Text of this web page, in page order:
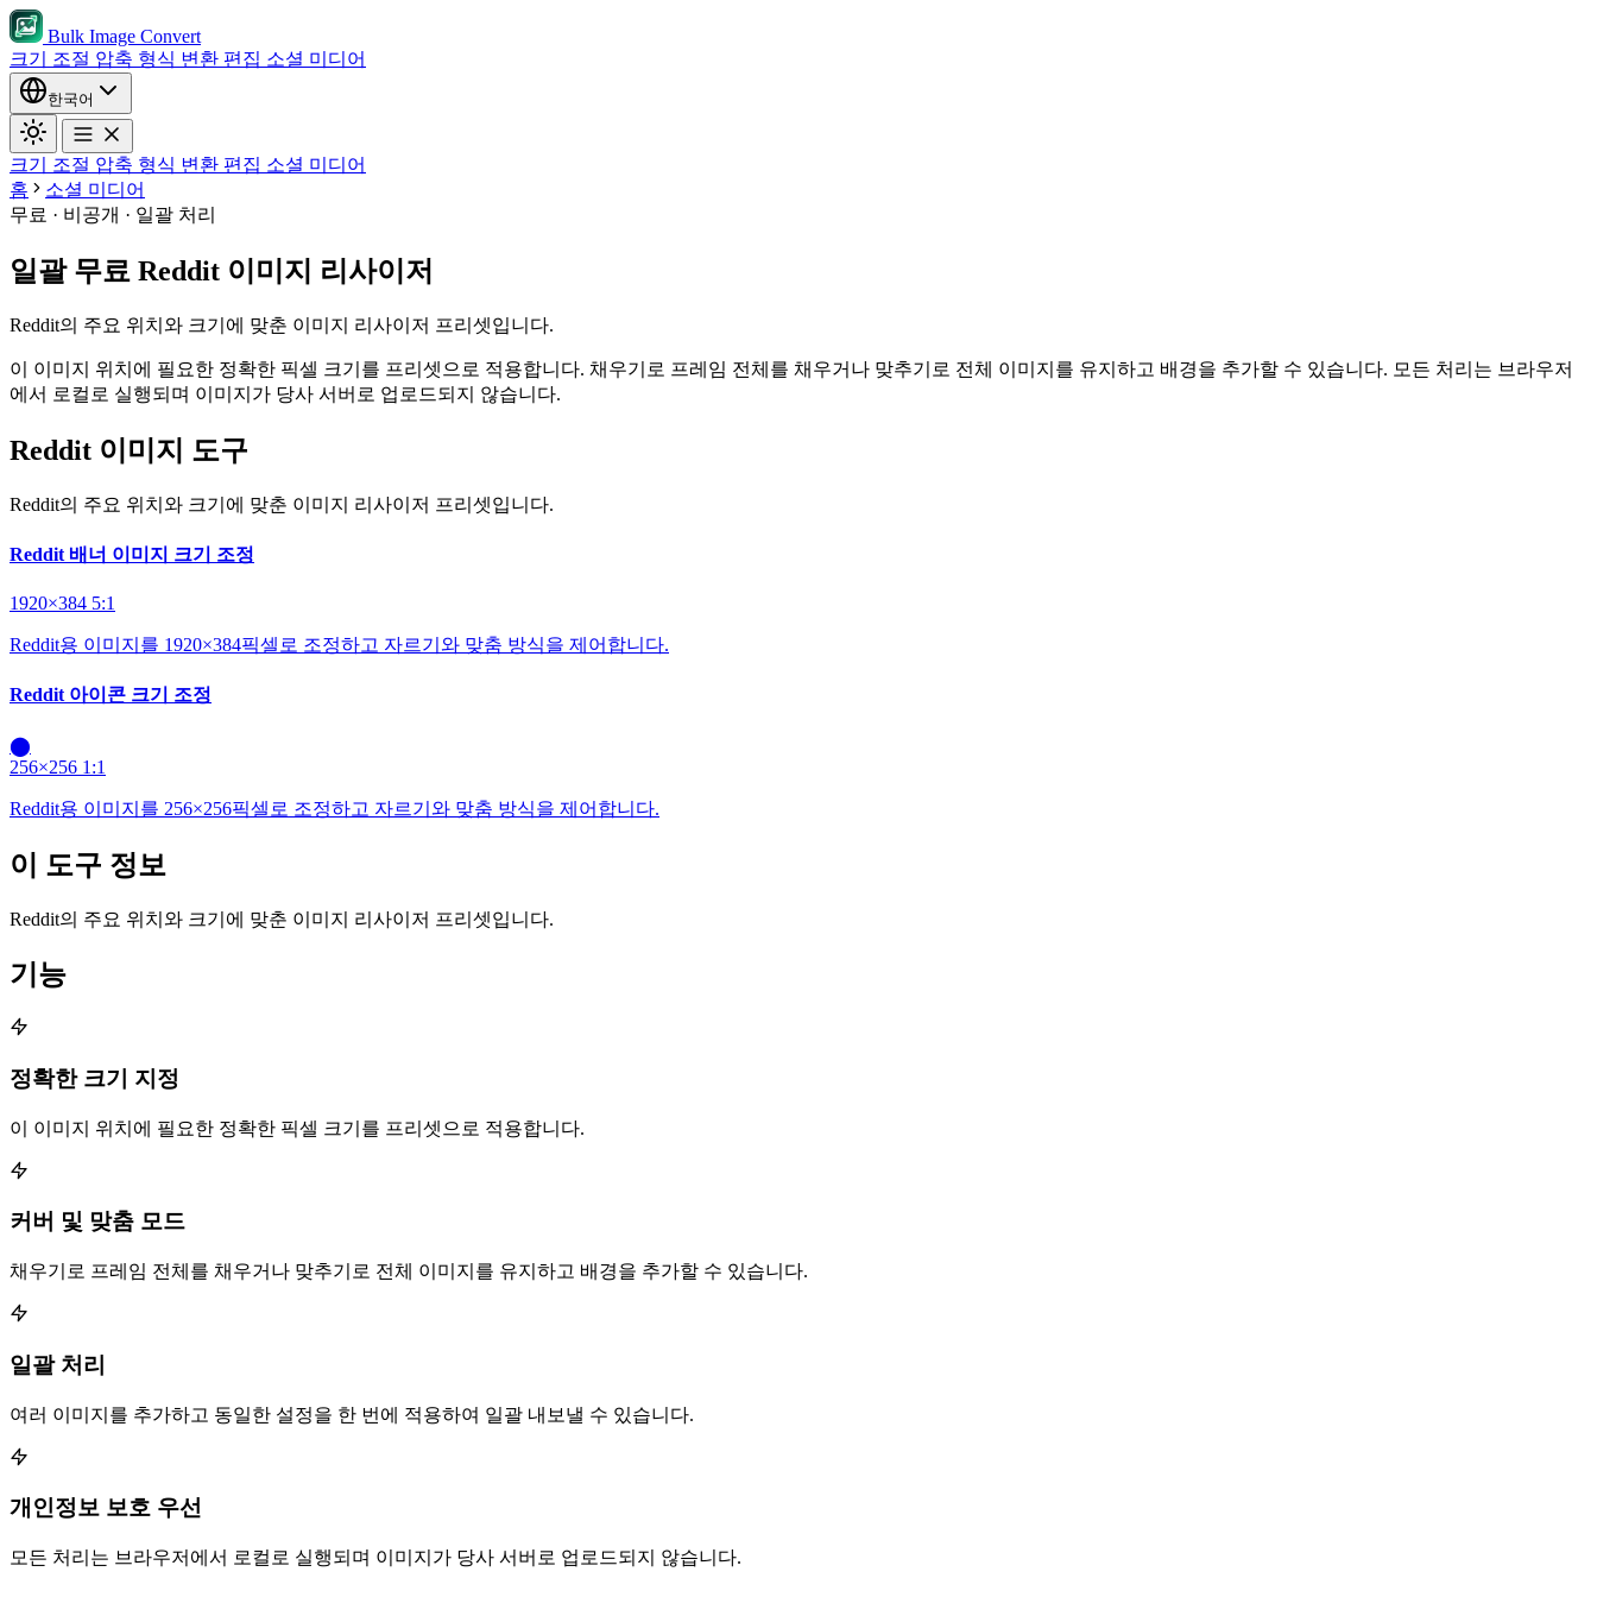
Bulk Image Convert
크기 조절 압축 형식 변환 편집 소셜 미디어
한국어
크기 조절 압축 형식 변환 편집 소셜 미디어
홈
소셜 미디어
무료 · 비공개 · 일괄 처리
일괄 무료 Reddit 이미지 리사이저
Reddit의 주요 위치와 크기에 맞춘 이미지 리사이저 프리셋입니다.
이 이미지 위치에 필요한 정확한 픽셀 크기를 프리셋으로 적용합니다. 채우기로 프레임 전체를 채우거나 맞추기로 전체 이미지를 유지하고 배경을 추가할 수 있습니다. 모든 처리는 브라우저
에서 로컬로 실행되며 이미지가 당사 서버로 업로드되지 않습니다.
Reddit 이미지 도구
Reddit의 주요 위치와 크기에 맞춘 이미지 리사이저 프리셋입니다.
Reddit 배너 이미지 크기 조정
1920×384 5:1
Reddit용 이미지를 1920×384픽셀로 조정하고 자르기와 맞춤 방식을 제어합니다.
Reddit 아이콘 크기 조정
⬤
256×256 1:1
Reddit용 이미지를 256×256픽셀로 조정하고 자르기와 맞춤 방식을 제어합니다.
이 도구 정보
Reddit의 주요 위치와 크기에 맞춘 이미지 리사이저 프리셋입니다.
기능
정확한 크기 지정
이 이미지 위치에 필요한 정확한 픽셀 크기를 프리셋으로 적용합니다.
커버 및 맞춤 모드
채우기로 프레임 전체를 채우거나 맞추기로 전체 이미지를 유지하고 배경을 추가할 수 있습니다.
일괄 처리
여러 이미지를 추가하고 동일한 설정을 한 번에 적용하여 일괄 내보낼 수 있습니다.
개인정보 보호 우선
모든 처리는 브라우저에서 로컬로 실행되며 이미지가 당사 서버로 업로드되지 않습니다.